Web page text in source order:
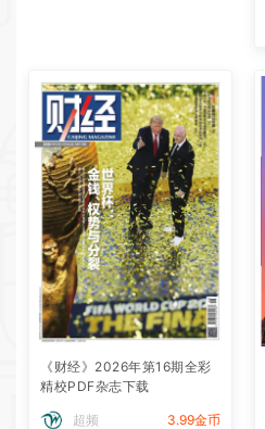
《财经》2026年第16期全彩
精校PDF杂志下载
超频 3.99金币